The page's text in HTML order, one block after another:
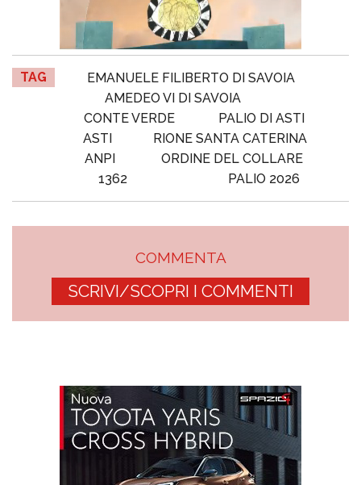
TAG
EMANUELE FILIBERTO DI SAVOIA
AMEDEO VI DI SAVOIA
CONTE VERDE
PALIO DI ASTI
ASTI
RIONE SANTA CATERINA
ANPI
ORDINE DEL COLLARE
1362
PALIO 2026
COMMENTA
SCRIVI/SCOPRI I COMMENTI